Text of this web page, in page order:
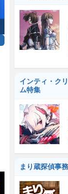
インティ・ク
ム特集
まり蔵探偵事